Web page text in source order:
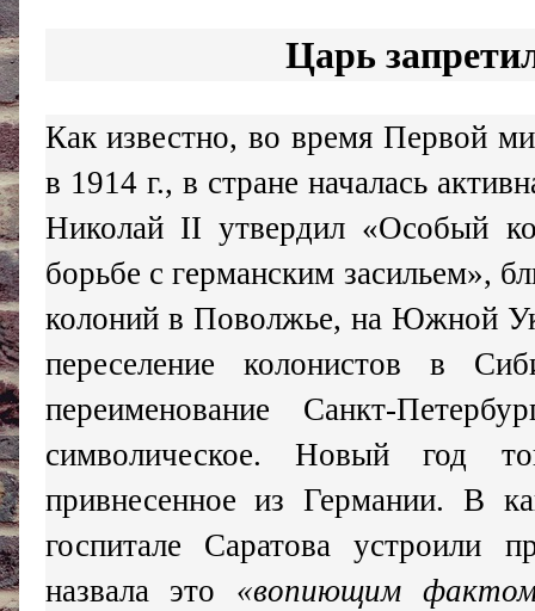
Царь
Как известно, во время Первой
в 1914 г., в стране началась
Николай II утвердил «Особый
борьбе с германским засильем»,
колоний в Поволжье, на Южной
переселение колонистов в
переименование Санкт-
символическое. Новый год
привнесенное из Германии. В
госпитале Саратова устроили
назвала это «вопиющим